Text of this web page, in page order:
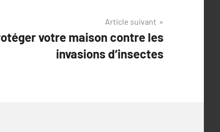
Article suivant
votre maison contre les
invasions d’insectes